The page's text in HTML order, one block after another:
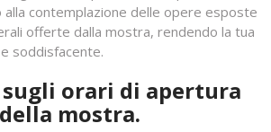
contemplazione delle opere esposte
offerte dalla mostra, rendendo la tua
soddisfacente.
orari di apertura
mostra.